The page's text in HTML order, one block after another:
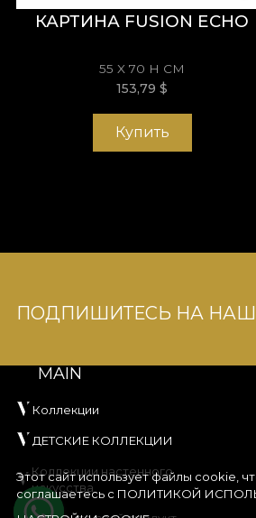
КАРТИНА FUSION ECHO
55 X 70 H СМ
153,79$
Купить
Этот сайт использует файлы cookie,
соглашаетесь с ПОЛИТИКОЙ
ПОДПИШИТЕСЬ НА
MAIN
Коллекции
ДЕТСКИЕ КОЛЛЕКЦИИ
Коллекции настенного
искусства